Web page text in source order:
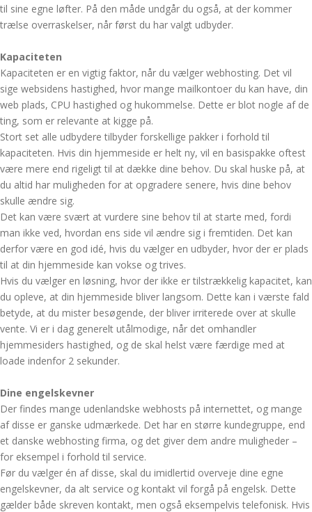
til sine egne løfter. På den måde undgår du også, at der kommer
trælse overraskelser, når først du har valgt udbyder.
Kapaciteten
Kapaciteten er en vigtig faktor, når du vælger webhosting. Det vil
sige websidens hastighed, hvor mange mailkontoer du kan have, din
web plads, CPU hastighed og hukommelse. Dette er blot nogle af de
ting, som er relevante at kigge på.
Stort set alle udbydere tilbyder forskellige pakker i forhold til
kapaciteten. Hvis din hjemmeside er helt ny, vil en basispakke oftest
være mere end rigeligt til at dække dine behov. Du skal huske på, at
du altid har muligheden for at opgradere senere, hvis dine behov
skulle ændre sig.
Det kan være svært at vurdere sine behov til at starte med, fordi
man ikke ved, hvordan ens side vil ændre sig i fremtiden. Det kan
derfor være en god idé, hvis du vælger en udbyder, hvor der er plads
til at din hjemmeside kan vokse og trives.
Hvis du vælger en løsning, hvor der ikke er tilstrækkelig kapacitet, kan
du opleve, at din hjemmeside bliver langsom. Dette kan i værste fald
betyde, at du mister besøgende, der bliver irriterede over at skulle
vente. Vi er i dag generelt utålmodige, når det omhandler
hjemmesiders hastighed, og de skal helst være færdige med at
loade indenfor 2 sekunder.
Dine engelskevner
Der findes mange udenlandske webhosts på internettet, og mange
af disse er ganske udmærkede. Det har en større kundegruppe, end
et danske webhosting firma, og det giver dem andre muligheder –
for eksempel i forhold til service.
Før du vælger én af disse, skal du imidlertid overveje dine egne
engelskevner, da alt service og kontakt vil forgå på engelsk. Dette
gælder både skreven kontakt, men også eksempelvis telefonisk. Hvis